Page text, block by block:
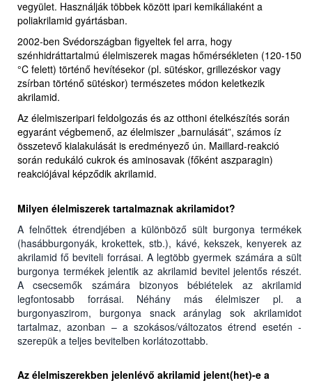
vegyület. Használják többek között ipari kemikáliaként a
poliakrilamid gyártásban.
2002-ben Svédországban figyeltek fel arra, hogy
szénhidráttartalmú élelmiszerek magas hőmérsékleten (120-150
°C felett) történő hevítésekor (pl. sütéskor, grillezéskor vagy
zsírban történő sütéskor) természetes módon keletkezik
akrilamid.
Az élelmiszeripari feldolgozás és az otthoni ételkészítés során
egyaránt végbemenő, az élelmiszer „barnulását”, számos íz
összetevő kialakulását is eredményező ún. Maillard-reakció
során redukáló cukrok és aminosavak (főként aszparagin)
reakciójával képződik akrilamid.
Milyen élelmiszerek tartalmaznak akrilamidot?
A felnőttek étrendjében a különböző sült burgonya termékek
(hasábburgonyák, krokettek, stb.), kávé, kekszek, kenyerek az
akrilamid fő beviteli forrásai. A legtöbb gyermek számára a sült
burgonya termékek jelentik az akrilamid bevitel jelentős részét.
A csecsemők számára bizonyos bébiételek az akrilamid
legfontosabb forrásai. Néhány más élelmiszer pl. a
burgonyaszirom, burgonya snack aránylag sok akrilamidot
tartalmaz, azonban – a szokásos/változatos étrend esetén -
szerepük a teljes bevitelben korlátozottabb.
Az élelmiszerekben jelenlévő akrilamid jelent(het)-e a